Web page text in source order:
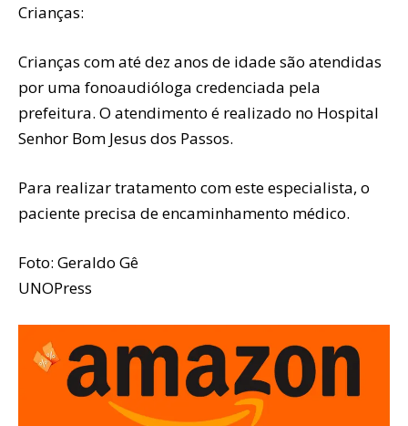
Crianças:
Crianças com até dez anos de idade são atendidas
por uma fonoaudióloga credenciada pela
prefeitura. O atendimento é realizado no Hospital
Senhor Bom Jesus dos Passos.
Para realizar tratamento com este especialista, o
paciente precisa de encaminhamento médico.
Foto: Geraldo Gê
UNOPress